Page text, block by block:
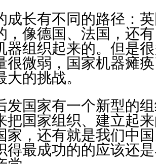
成长有不同的路径：
，像德国、法国，还
器组织起来的。但是
很微弱，国家机器瘫
的挑战。
发国家有一个新型的
把国家组织、建立起
家，还有就是我们中
得最成功的的应该还